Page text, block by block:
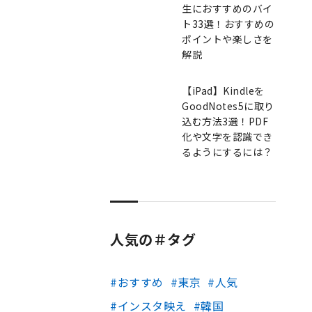
生におすすめのバイ
ト33選！おすすめの
ポイントや楽しさを
解説
【iPad】Kindleを
GoodNotes5に取り
込む方法3選！PDF
化や文字を認識でき
るようにするには？
人気の＃タグ
おすすめ 東京
人気
インスタ映え
韓国